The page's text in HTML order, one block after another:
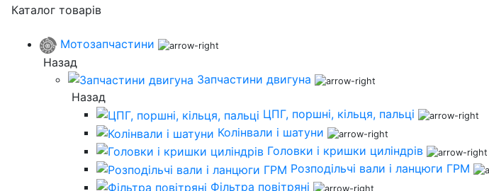
Каталог товарів
Мотозапчастини
Назад
Запчастини двигуна
Назад
ЦПГ, поршні, кільця, пальці
Колінвали і шатуни
Головки і кришки циліндрів
Розподільчі вали і ланцюги ГРМ
Фільтра повітряні